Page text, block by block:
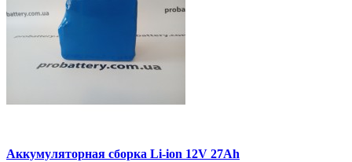
Аккумуляторная сборка Li-ion 12V 27Ah